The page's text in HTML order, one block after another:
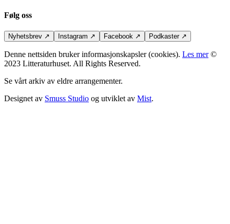
Følg oss
Nyhetsbrev ↗ Instagram ↗ Facebook ↗ Podkaster↗
Denne nettsiden bruker informasjonskapsler (cookies). Les mer©
2023 Litteraturhuset. All Rights Reserved.
Se vårt arkiv av eldre arrangementer.
Designet av Smuss Studio og utviklet av Mist.